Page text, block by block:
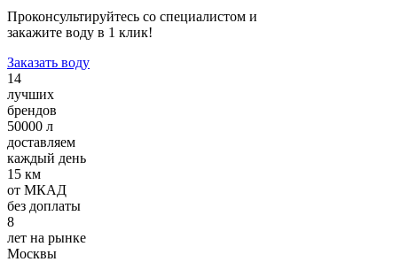
Проконсультируйтесь со специалистом и
закажите воду в 1 клик!
Заказать воду
14
лучших
брендов
50000 л
доставляем
каждый день
15 км
от МКАД
без доплаты
8
лет на рынке
Москвы